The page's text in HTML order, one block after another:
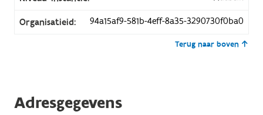
Organisatieid: 94a15af9-581b-4eff-8a35-3290730f0ba0
Terug naar boven
Adresgegevens